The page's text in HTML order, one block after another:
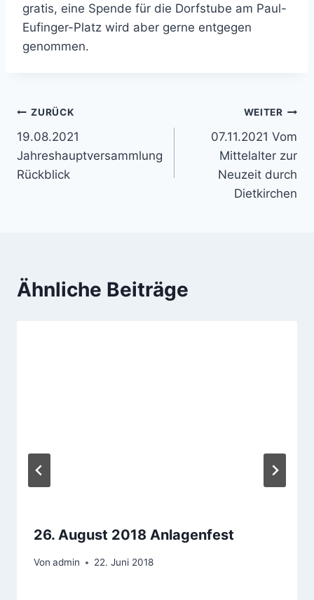
gratis, eine Spende für die Dorfstube am Paul-
Eufinger-Platz wird aber gerne entgegen
genommen.
Beitragsnavigation
ZURÜCK
19.08.2021
Jahreshauptversammlung
Rückblick
WEITER
07.11.2021 Vom
Mittelalter zur
Neuzeit durch
Dietkirchen
Ähnliche Beiträge
26. August 2018 Anlagenfest
Von admin 22. Juni 2018